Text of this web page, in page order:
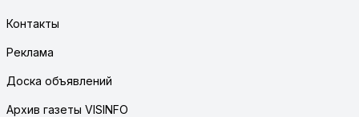
Контакты
Реклама
Доска объявлений
Архив газеты VISINFO